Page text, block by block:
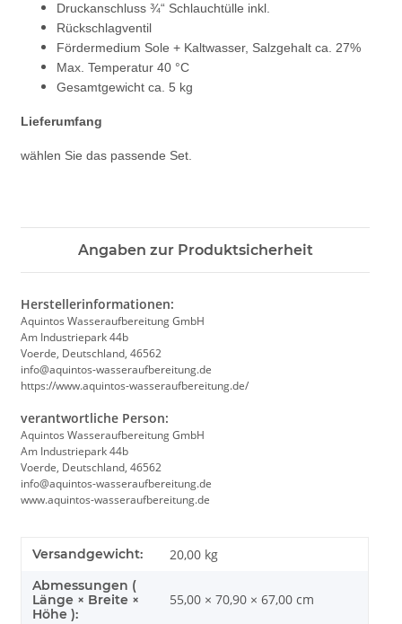
Druckanschluss ¾“ Schlauchtülle inkl.
Rückschlagventil
Fördermedium Sole + Kaltwasser, Salzgehalt ca. 27%
Max. Temperatur 40 °C
Gesamtgewicht ca. 5 kg
Lieferumfang
wählen Sie das passende Set.
Angaben zur Produktsicherheit
Herstellerinformationen:
Aquintos Wasseraufbereitung GmbH
Am Industriepark 44b
Voerde, Deutschland, 46562
info@aquintos-wasseraufbereitung.de
https://www.aquintos-wasseraufbereitung.de/
verantwortliche Person:
Aquintos Wasseraufbereitung GmbH
Am Industriepark 44b
Voerde, Deutschland, 46562
info@aquintos-wasseraufbereitung.de
www.aquintos-wasseraufbereitung.de
Versandgewicht: 20,00 kg
Abmessungen (
Länge × Breite ×
Höhe ):
55,00 × 70,90 × 67,00 cm